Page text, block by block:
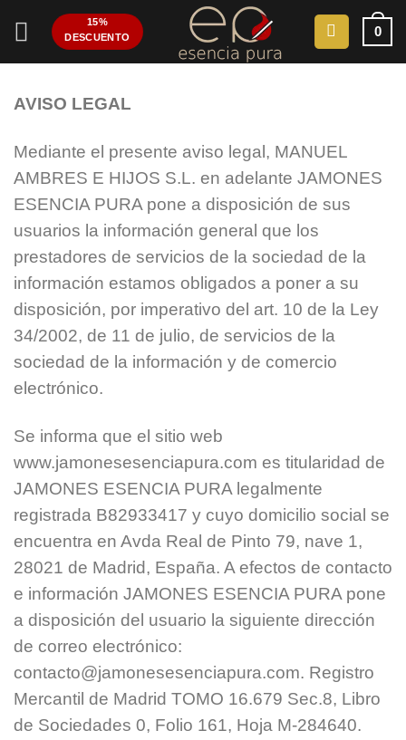
contenido
15%
DESCUENTO
0
AVISO LEGAL
Mediante el presente aviso legal, MANUEL
AMBRES E HIJOS S.L. en adelante JAMONES
ESENCIA PURA pone a disposición de sus
usuarios la información general que los
prestadores de servicios de la sociedad de la
información estamos obligados a poner a su
disposición, por imperativo del art. 10 de la Ley
34/2002, de 11 de julio, de servicios de la
sociedad de la información y de comercio
electrónico.
Se informa que el sitio web
www.jamonesesenciapura.com es titularidad de
JAMONES ESENCIA PURA legalmente
registrada B82933417 y cuyo domicilio social se
encuentra en Avda Real de Pinto 79, nave 1,
28021 de Madrid, España. A efectos de contacto
e información JAMONES ESENCIA PURA pone
a disposición del usuario la siguiente dirección
de correo electrónico:
contacto@jamonesesenciapura.com. Registro
Mercantil de Madrid TOMO 16.679 Sec.8, Libro
de Sociedades 0, Folio 161, Hoja M-284640.